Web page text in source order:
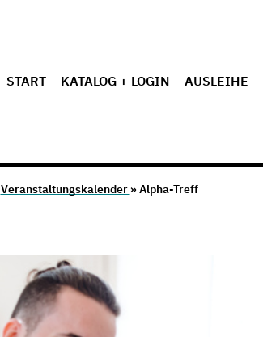
START KATALOG + LOGIN AUSLEIHE
Veranstaltungskalender » Alpha-Treff